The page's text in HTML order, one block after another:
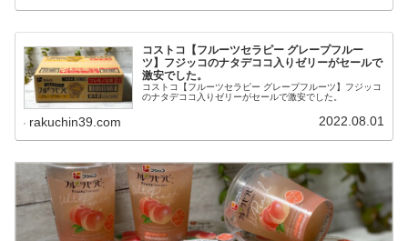
コストコ【フルーツセラピー グレープフルー
ツ】フジッコのナタデココ入りゼリーがセールで
激安でした。
コストコ【フルーツセラピー グレープフルーツ】フジッコ
のナタデココ入りゼリーがセールで激安でした。
rakuchin39.com 2022.08.01